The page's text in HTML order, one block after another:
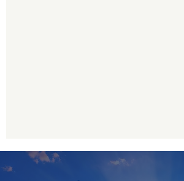
betwild
cratosroyalbet
hdasianporns.net
lunadark.org